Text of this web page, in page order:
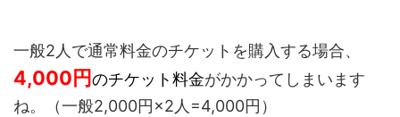
一般2人で通常料金のチケットを購入する場合、
4,000円のチケット料金がかかってしまいます
ね。（一般2,000円×2人=4,000円）